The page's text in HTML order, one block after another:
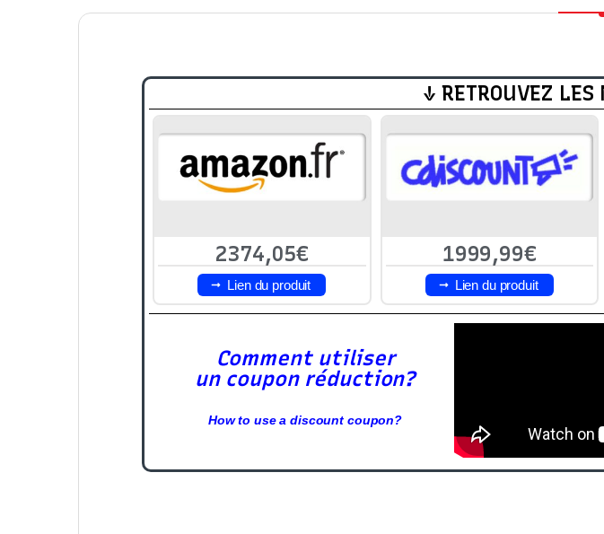
↓ RETROUVEZ
2374,05€
Lien du produit
1999,99€
Lien du produit
Comment utiliser
un coupon réduction?
How to use a discount coupon?